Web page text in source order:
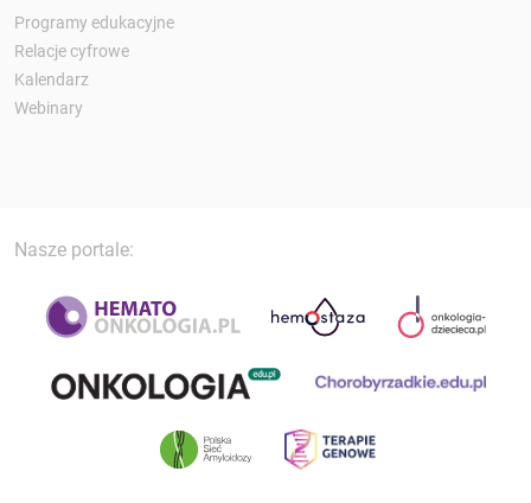
Programy edukacyjne
Relacje cyfrowe
Kalendarz
Webinary
Nasze portale: